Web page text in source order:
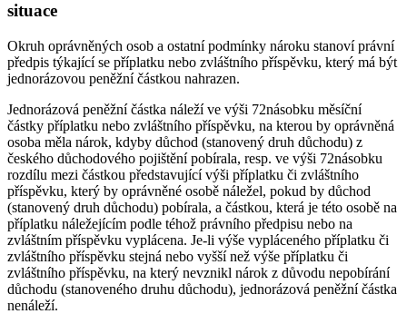
situace
Okruh oprávněných osob a ostatní podmínky nároku stanoví právní
předpis týkající se příplatku nebo zvláštního příspěvku, který má být
jednorázovou peněžní částkou nahrazen.
Jednorázová peněžní částka náleží ve výši 72násobku měsíční
částky příplatku nebo zvláštního příspěvku, na kterou by oprávněná
osoba měla nárok, kdyby důchod (stanovený druh důchodu) z
českého důchodového pojištění pobírala, resp. ve výši 72násobku
rozdílu mezi částkou představující výši příplatku či zvláštního
příspěvku, který by oprávněné osobě náležel, pokud by důchod
(stanovený druh důchodu) pobírala, a částkou, která je této osobě na
příplatku náležejícím podle téhož právního předpisu nebo na
zvláštním příspěvku vyplácena. Je-li výše vypláceného příplatku či
zvláštního příspěvku stejná nebo vyšší než výše příplatku či
zvláštního příspěvku, na který nevznikl nárok z důvodu nepobírání
důchodu (stanoveného druhu důchodu), jednorázová peněžní částka
nenáleží.